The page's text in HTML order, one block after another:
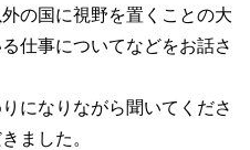
の国に視野を置くことの大
仕事についてなどをお話さ
になりながら聞いてくださ
ました。